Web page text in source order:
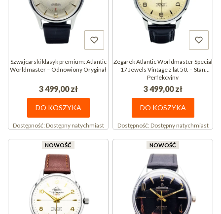
Szwajcarski klasyk premium: Atlantic
Worldmaster – Odnowiony Oryginał
3 499,00 zł
DO KOSZYKA
Dostępność:Dostępny natychmiast
Zegarek Atlantic Worldmaster Special
17 Jewels Vintage z lat 50. – Stan
Perfekcyjny
3 499,00 zł
DO KOSZYKA
Dostępność:Dostępny natychmiast
NOWOŚĆ NOWOŚĆ